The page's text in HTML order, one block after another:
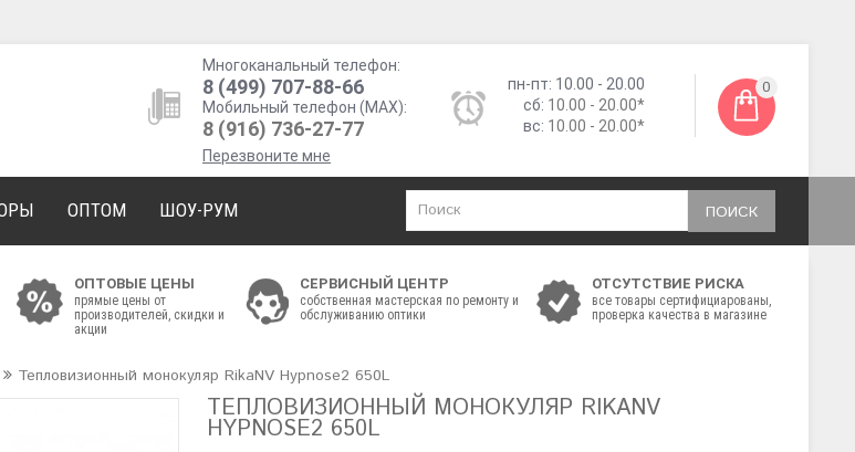
Многоканальный телефон:
8 (499) 707-88-66
Мобильный телефон (MAX):
8 (916) 736-27-77
Перезвоните мне
пн-пт: 10.00 - 20.00
сб: 10.00 - 20.00*
вс: 10.00 - 20.00*
0
ПОИСК
ОПТОМ ШОУ-РУМ
ОПТОВЫЕ ЦЕНЫ
прямые цены от
производителей, скидки и
акции
СЕРВИСНЫЙ ЦЕНТР
собственная мастерская по ремонту и
обслуживанию оптики
ОТСУТСТВИЕ РИСКА
все товары сертифициарованы,
проверка качества в магазине
Тепловизионный монокуляр RikaNV Hypnose2 650L
ТЕПЛОВИЗИОННЫЙ МОНОКУЛЯР RIKANV
HYPNOSE2 650L